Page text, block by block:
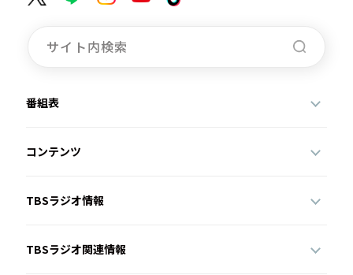
番組表
コンテンツ
TBSラジオ情報
TBSラジオ関連情報